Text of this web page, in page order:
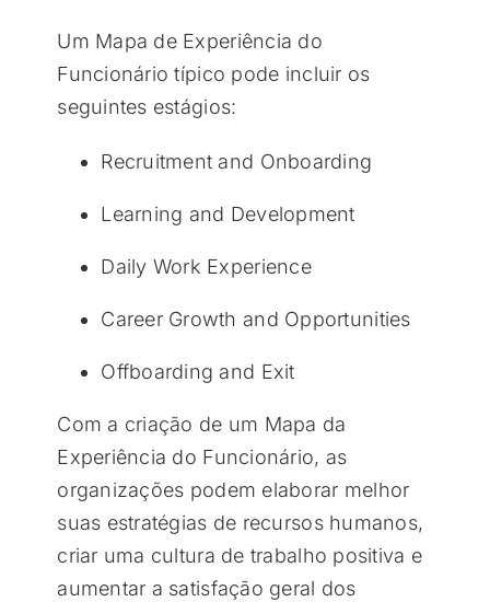
Um Mapa de Experiência do
Funcionário típico pode incluir os
seguintes estágios:
Recruitment and Onboarding
Learning and Development
Daily Work Experience
Career Growth and Opportunities
Offboarding and Exit
Com a criação de um Mapa da
Experiência do Funcionário, as
organizações podem elaborar melhor
suas estratégias de recursos humanos,
criar uma cultura de trabalho positiva e
aumentar a satisfação geral dos